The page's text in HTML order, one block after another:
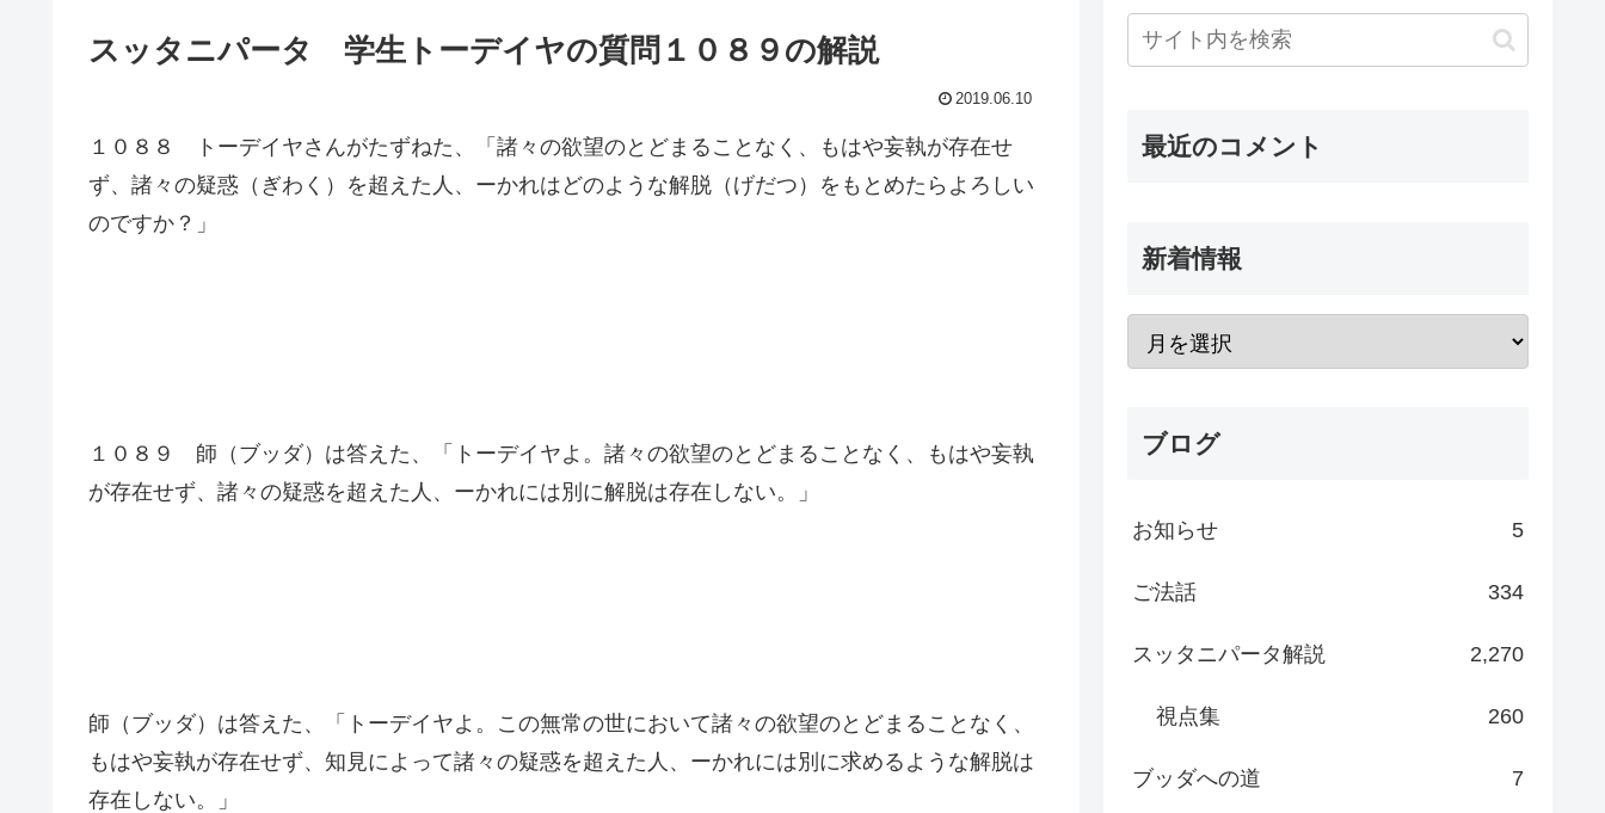
スッタニパータ 学生トーデイヤの質問１０８９の解説
2019.06.10
１０８８ トーデイヤさんがたずねた、「諸々の欲望のとどまることなく、もはや妄執が存在せ
ず、諸々の疑惑（ぎわく）を超えた人、ーかれはどのような解脱（げだつ）をもとめたらよろしい
のですか？」
１０８９ 師（ブッダ）は答えた、「トーデイヤよ。諸々の欲望のとどまることなく、もはや妄執
が存在せず、諸々の疑惑を超えた人、ーかれには別に解脱は存在しない。」
師（ブッダ）は答えた、「トーデイヤよ。この無常の世において諸々の欲望のとどまることなく、
もはや妄執が存在せず、知見によって諸々の疑惑を超えた人、ーかれには別に求めるような解脱は
存在しない。」
最近のコメント
新着情報
ブログ
お知らせ 5
ご法話 334
スッタニパータ解説 2,270
視点集 260
ブッダへの道 7